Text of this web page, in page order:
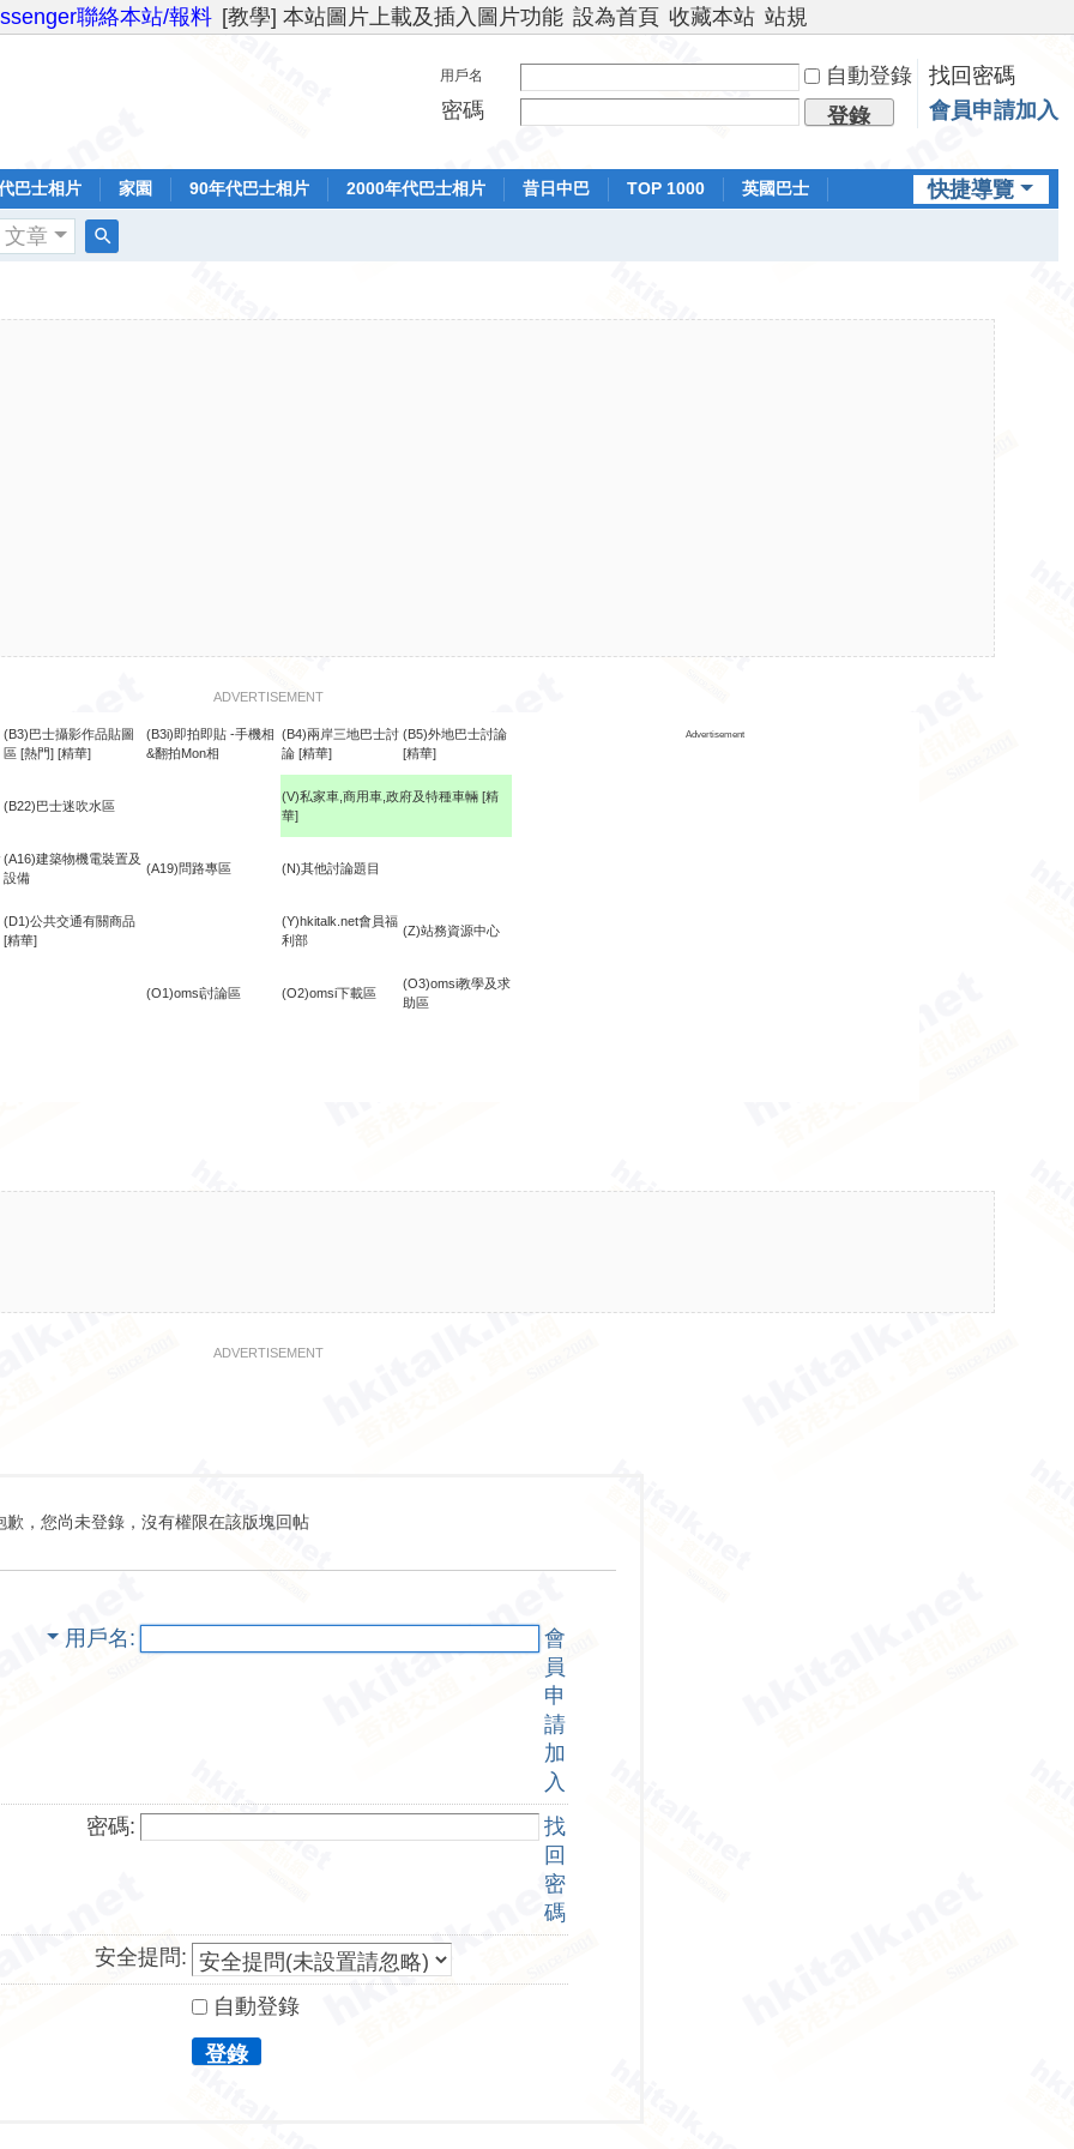
聯絡本站/報料 [教學] 本站圖片上載及插入圖片功能 設為首頁 收藏本站 站規
用戶名 自動登錄
找回密碼
密碼
登錄 會員申請加入
快捷導覽
巴士相片 家園 90年代巴士相片 2000年代巴士相片 昔日中巴 TOP 1000
英國巴士
文章
ADVERTISEMENT
(B3)巴士攝影作品貼圖
區 [熱門] [精華]
(B3i)即拍即貼 -手機相
&翻拍Mon相
(B4)兩岸三地巴士討
論 [精華]
(B5)外地巴士討論
[精華]
Advertisement
(B22)巴士迷吹水區
(V)私家車,商用車,政府及特種車輛 [精
華]
(A16)建築物機電裝置及
設備
(A19)問路專區 (N)其他討論題目
(D1)公共交通有關商品
[精華]
(Y)hkitalk.net會員福
利部
(Z)站務資源中心
(O1)omsi討論區 (O2)omsi下載區
(O3)omsi教學及求
助區
ADVERTISEMENT
歉，您尚未登錄，沒有權限在該版塊回帖
用戶名
會
員
申
請
加
入
密碼:
找
回
密
碼
安全提問:
自動登錄
登錄